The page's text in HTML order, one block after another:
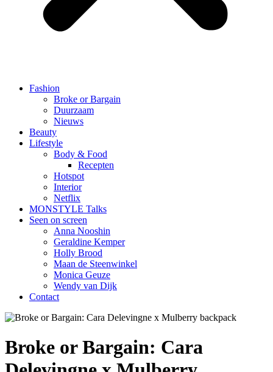
Fashion
Broke or Bargain
Duurzaam
Nieuws
Beauty
Lifestyle
Body & Food
Recepten
Hotspot
Interior
Netflix
MONSTYLE Talks
Seen on screen
Anna Nooshin
Geraldine Kemper
Holly Brood
Maan de Steenwinkel
Monica Geuze
Wendy van Dijk
Contact
Broke or Bargain: Cara